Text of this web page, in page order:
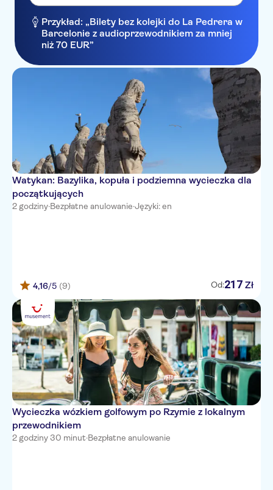
Spanish Art Hotel
Hotel Golden
Small Luxury Inn Rome by The
Goodnight Company
ARISTON
The One Boutique Hotel & SPA
- Adults Only
DEI MILLE
Hotel Palladium Palace
Hotel Giardino
RESIDENCE BARBERINI
CORTINA
GG Apartments
Atlante Garden Hotel
Przykład: „Bilety bez kolejki do La Pedrera w
Barcelonie z audioprzewodnikiem za mniej
niż 70 EUR”
Watykan: Bazylika, kopuła i podziemna wycieczka dla
początkujących
2 godziny·Bezpłatne anulowanie·Języki: en
4,16/5 (9) Od:217 Zł
Wycieczka wózkiem golfowym po Rzymie z lokalnym
przewodnikiem
2 godziny 30 minut·Bezpłatne anulowanie